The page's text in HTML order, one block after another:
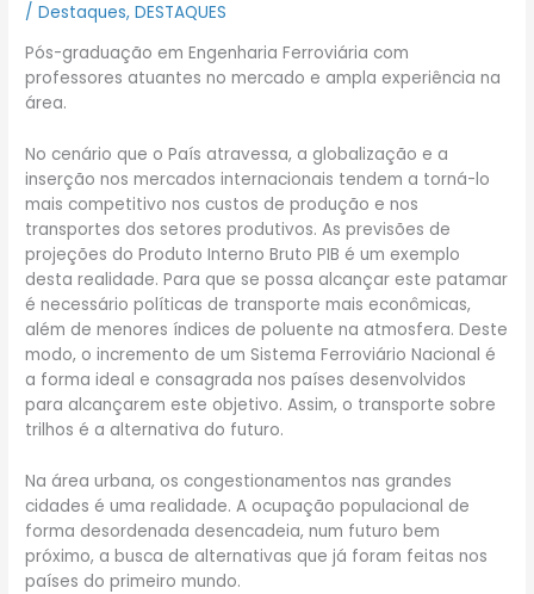
/Destaques,DESTAQUES
Pós-graduação em Engenharia Ferroviária com
professores atuantes no mercado e ampla experiência na
área.
No cenário que o País atravessa, a globalização e a
inserção nos mercados internacionais tendem a torná-lo
mais competitivo nos custos de produção e nos
transportes dos setores produtivos. As previsões de
projeções do Produto Interno Bruto PIB é um exemplo
desta realidade. Para que se possa alcançar este patamar
é necessário políticas de transporte mais econômicas,
além de menores índices de poluente na atmosfera. Deste
modo, o incremento de um Sistema Ferroviário Nacional é
a forma ideal e consagrada nos países desenvolvidos
para alcançarem este objetivo. Assim, o transporte sobre
trilhos é a alternativa do futuro.
Na área urbana, os congestionamentos nas grandes
cidades é uma realidade. A ocupação populacional de
forma desordenada desencadeia, num futuro bem
próximo, a busca de alternativas que já foram feitas nos
países do primeiro mundo.